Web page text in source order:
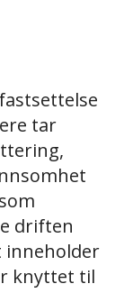
tar
driften
inneholder
knyttet til